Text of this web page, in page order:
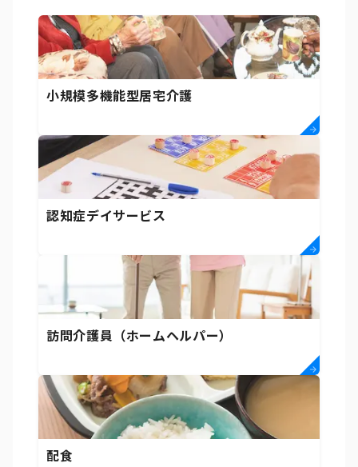
小規模多機能型居宅介護
認知症デイサービス
訪問介護員（ホームヘルパー）
配食